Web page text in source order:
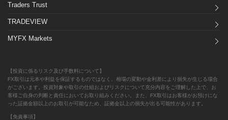
Traders Trust
TRADEVIEW
MYFX Markets
【投資に係るリスク及び手数料について】
FX取引は元本や利益を保証するものではなく、相場の変動や金利差により損失が生じる場合
がございます。投資対象や取引の仕組およびリスクについて充分内容をご理解した上で、お
客様ご自身の判断と責任においてお取り組みください。また、FX取引はお客様がお預けにな
った証拠金額以上のお取引が可能なため、証拠金以上の損失が出る可能性があります。
【免責事項】